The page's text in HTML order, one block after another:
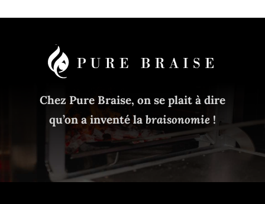
Chez Pure Braise, on se plait à dire
qu’on a inventé la braisonomie !